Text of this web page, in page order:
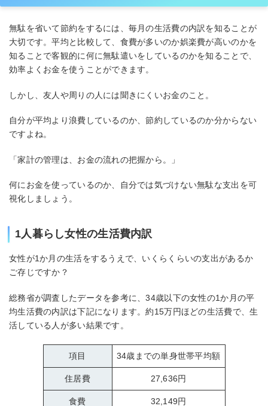
無駄を省いて節約をするには、毎月の生活費の内訳を知ることが
大切です。平均と比較して、食費が多いのか娯楽費が高いのかを
知ることで客観的に何に無駄遣いをしているのかを知ることで、
効率よくお金を使うことができます。
しかし、友人や周りの人には聞きにくいお金のこと。
自分が平均より浪費しているのか、節約しているのか分からない
ですよね。
「家計の管理は、お金の流れの把握から。」
何にお金を使っているのか、自分では気づけない無駄な支出を可
視化しましょう。
1人暮らし女性の生活費内訳
女性が1か月の生活をするうえで、いくらくらいの支出があるか
ご存じですか？
総務省が調査したデータを参考に、34歳以下の女性の1か月の平
均生活費の内訳は下記になります。約15万円ほどの生活費で、生
活している人が多い結果です。
項目 34歳までの単身世帯平均額
住居費 27,636円
食費 32,149円